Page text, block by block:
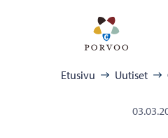
Etusivu Uutiset